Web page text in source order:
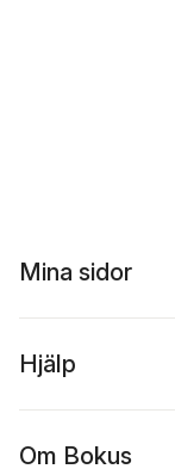
Mina sidor
Hjälp
Om Bokus